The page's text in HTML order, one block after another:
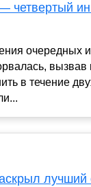
четвертый
очередных
в течение
лучший